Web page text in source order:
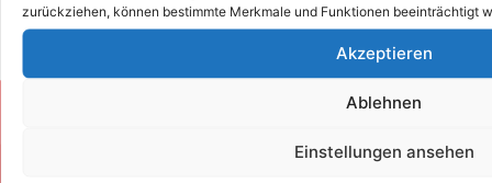
zurückziehen, können bestimmte Merkmale und Funktionen beeinträchtigt
Akzeptieren
Ablehnen
Einstellungen ansehen